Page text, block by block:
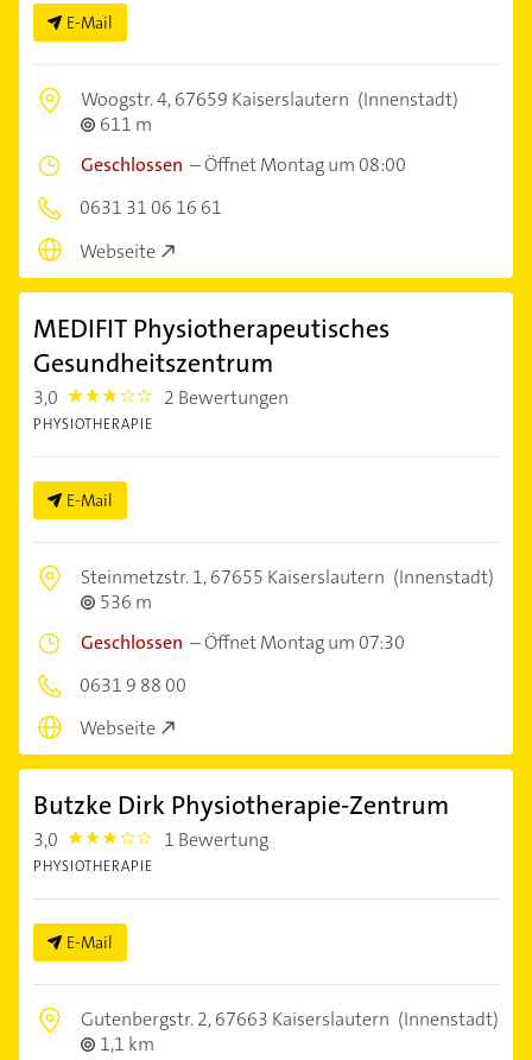
E-Mail
Woogstr. 4,67659 Kaiserslautern (Innenstadt)
611 m
Geschlossen –Öffnet Montag um 08:00
0631 31 06 16 61
Webseite
MEDIFIT Physiotherapeutisches
Gesundheitszentrum
3,0 3.0 2 Bewertungen
PHYSIOTHERAPIE
E-Mail
Steinmetzstr. 1,67655 Kaiserslautern (Innenstadt)
536 m
Geschlossen –Öffnet Montag um 07:30
0631 9 88 00
Webseite
Butzke Dirk Physiotherapie-Zentrum
3,0 3.0 1 Bewertung
PHYSIOTHERAPIE
E-Mail
Gutenbergstr. 2,67663 Kaiserslautern (Innenstadt)
1,1 km